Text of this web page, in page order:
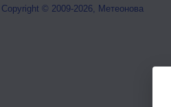
Copyright © 2009-2026, Метеонова